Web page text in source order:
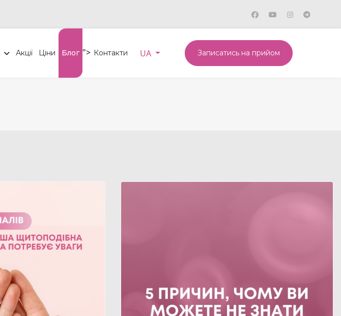
Акції Ціни Блог "> Контакти Оберіть свою мову
UA Записатись на прийом